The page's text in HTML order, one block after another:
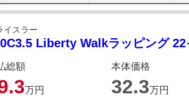
イスラー
Liberty Walkラッピング 22
総額
3万円
本体価格
32.3万円